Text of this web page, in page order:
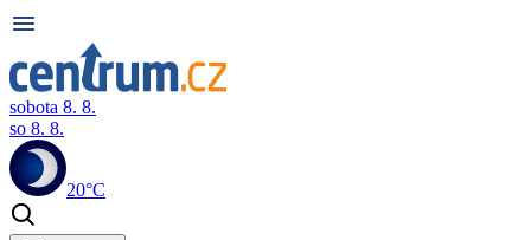
sobota 8. 8.
so 8. 8.
20°C